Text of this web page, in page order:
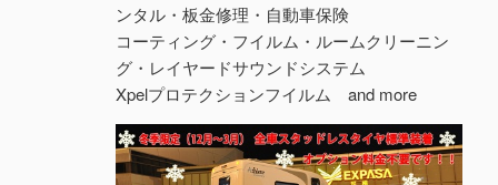
ンタル・板金修理・自動車保険
コーティング・フイルム・ルームクリーニン
グ・レイヤードサウンドシステム
Xpelプロテクションフイルム and more